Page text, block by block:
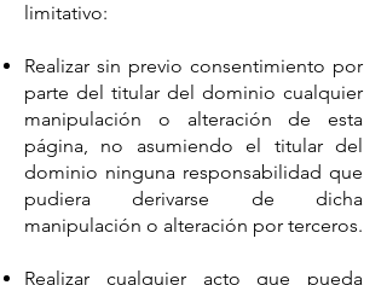
limitativo:
Realizar sin previo consentimiento por
parte del titular del dominio cualquier
manipulación o alteración de esta
página, no asumiendo el titular del
dominio ninguna responsabilidad que
pudiera derivarse de dicha
manipulación o alteración por terceros.
Realizar cualquier acto que pueda